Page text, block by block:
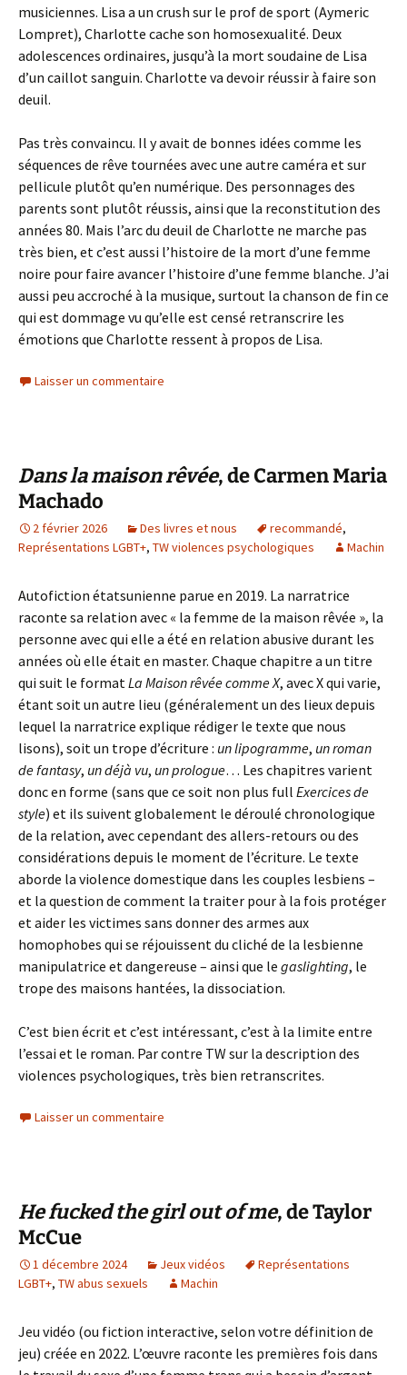
musiciennes. Lisa a un crush sur le prof de sport (Aymeric
Lompret), Charlotte cache son homosexualité. Deux
adolescences ordinaires, jusqu’à la mort soudaine de Lisa
d’un caillot sanguin. Charlotte va devoir réussir à faire son
deuil.
Pas très convaincu. Il y avait de bonnes idées comme les
séquences de rêve tournées avec une autre caméra et sur
pellicule plutôt qu’en numérique. Des personnages des
parents sont plutôt réussis, ainsi que la reconstitution des
années 80. Mais l’arc du deuil de Charlotte ne marche pas
très bien, et c’est aussi l’histoire de la mort d’une femme
noire pour faire avancer l’histoire d’une femme blanche. J’ai
aussi peu accroché à la musique, surtout la chanson de fin ce
qui est dommage vu qu’elle est censé retranscrire les
émotions que Charlotte ressent à propos de Lisa.
Laisser un commentaire
Dans la maison rêvée, de Carmen Maria
Machado
2 février 2026 Des livres et nous recommandé,
Représentations LGBT+, TW violences psychologiques Machin
Autofiction étatsunienne parue en 2019. La narratrice
raconte sa relation avec « la femme de la maison rêvée », la
personne avec qui elle a été en relation abusive durant les
années où elle était en master. Chaque chapitre a un titre
qui suit le formatLa Maison rêvée comme X, avec X qui varie,
étant soit un autre lieu (généralement un des lieux depuis
lequel la narratrice explique rédiger le texte que nous
lisons), soit un trope d’écriture : un lipogramme, un roman
de fantasy, un déjà vu, un prologue… Les chapitres varient
donc en forme (sans que ce soit non plus full Exercices de
style) et ils suivent globalement le déroulé chronologique
de la relation, avec cependant des allers-retours ou des
considérations depuis le moment de l’écriture. Le texte
aborde la violence domestique dans les couples lesbiens –
et la question de comment la traiter pour à la fois protéger
et aider les victimes sans donner des armes aux
homophobes qui se réjouissent du cliché de la lesbienne
manipulatrice et dangereuse – ainsi que le gaslighting, le
trope des maisons hantées, la dissociation.
C’est bien écrit et c’est intéressant, c’est à la limite entre
l’essai et le roman. Par contre TW sur la description des
violences psychologiques, très bien retranscrites.
Laisser un commentaire
He fucked the girl out of me, de Taylor
McCue
1 décembre 2024 Jeux vidéos
Représentations
LGBT+, TW abus sexuels Machin
Jeu vidéo (ou fiction interactive, selon votre définition de
jeu) créée en 2022. L’œuvre raconte les premières fois dans